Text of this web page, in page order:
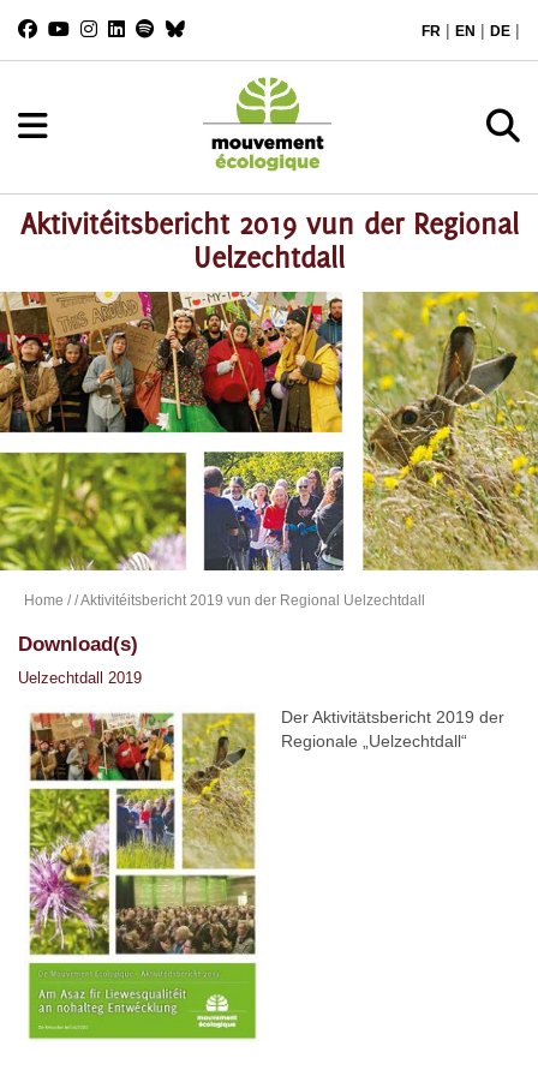
FR | EN | DE |
Aktivitéitsbericht 2019 vun der Regional
Uelzechtdall
Home // Aktivitéitsbericht 2019 vun der Regional Uelzechtdall
Download(s)
Uelzechtdall 2019
Der Aktivitätsbericht 2019 der
Regionale „Uelzechtdall“